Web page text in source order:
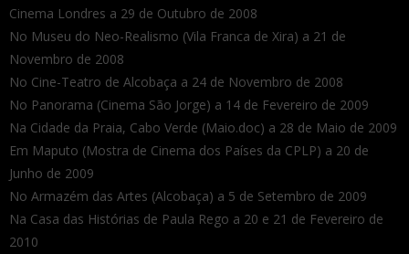
Cinema Londres a 29 de Outubro de 2008
No Museu do Neo-Realismo (Vila Franca de Xira) a 21 de
Novembro de 2008
No Cine-Teatro de Alcobaça a 24 de Novembro de 2008
No Panorama (Cinema São Jorge) a 14 de Fevereiro de 2009
Na Cidade da Praia, Cabo Verde (Maio.doc) a 28 de Maio de 2009
Em Maputo (Mostra de Cinema dos Países da CPLP) a 20 de
Junho de 2009
No Armazém das Artes (Alcobaça) a 5 de Setembro de 2009
Na Casa das Histórias de Paula Rego a 20 e 21 de Fevereiro de
2010